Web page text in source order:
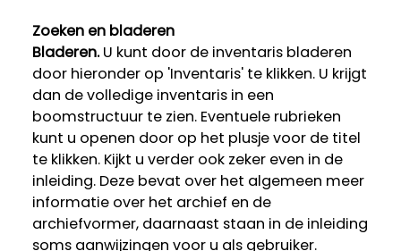
Zoeken en bladeren
Bladeren.U kunt door de inventaris bladeren
door hieronder op 'Inventaris' te klikken. U krijgt
dan de volledige inventaris in een
boomstructuur te zien. Eventuele rubrieken
kunt u openen door op het plusje voor de titel
te klikken. Kijkt u verder ook zeker even in de
inleiding. Deze bevat over het algemeen meer
informatie over het archief en de
archiefvormer, daarnaast staan in de inleiding
soms aanwijzingen voor u als gebruiker.